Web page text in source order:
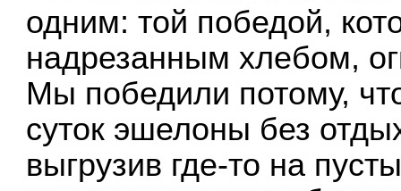
одним: той победой,
надрезанным хлебом,
Мы победили потому,
суток эшелоны без
выгрузив где-то на